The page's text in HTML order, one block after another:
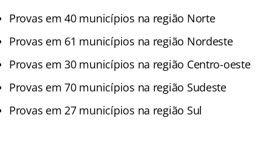
Provas em 40 municípios na região Norte
Provas em 61 municípios na região Nordeste
Provas em 30 municípios na região Centro-oeste
Provas em 70 municípios na região Sudeste
Provas em 27 municípios na região Sul